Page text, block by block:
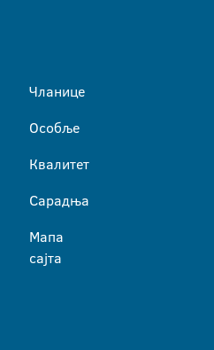
Чланице
Особље
Квалитет
Сарадња
Мапа
сајта